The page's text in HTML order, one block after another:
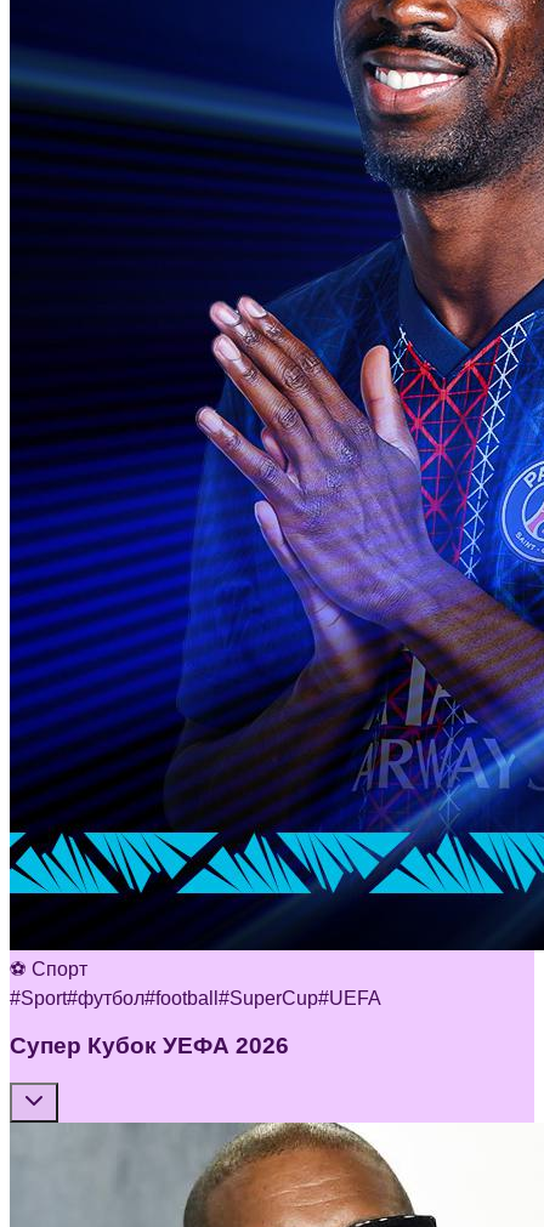
⚽ Спорт
#Sport#футбол#football #SuperCup#UEFA
Супер Кубок УЕФА 2026